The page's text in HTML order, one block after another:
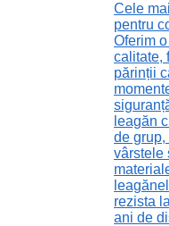
Cele
pentru
Oferim
calitate,
părinții
leagăn
de grup,
vârstele
rezista
ani de